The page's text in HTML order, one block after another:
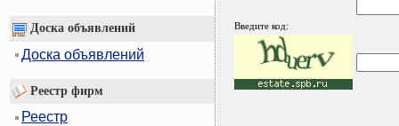
Доска объявлений
Доска объявлений
Реестр фирм
Реестр
Введите код: